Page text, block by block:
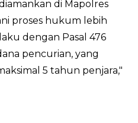
di Mapolres
proses hukum lebih
dengan Pasal 476
pencurian, yang
5 tahun penjara,"